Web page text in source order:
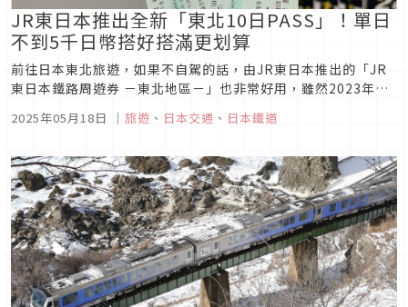
JR東日本推出全新「東北10日PASS」！單日
不到5千日幣搭好搭滿更划算
前往日本東北旅遊，如果不自駕的話，由JR東日本推出的「JR
東日本鐵路周遊券 －東北地區－」也非常好用，雖然2023年後
算！而就在今年，JR東日本再度推出全新的「10日版」，讓你
2025年05月18日 ｜ 旅遊 、 日本交通 、 日本鐵道